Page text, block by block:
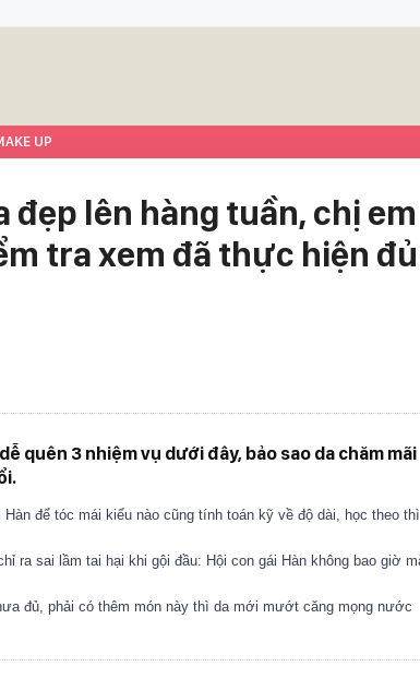
UP
đẹp lên hàng tuần, chị em
tra xem đã thực hiện
quên 3 nhiệm vụ dưới đây, bảo sao da chăm mãi
để tóc mái kiểu nào cũng tính toán kỹ về độ dài, học theo thì
ra sai lầm tai hại khi gội đầu: Hội con gái Hàn không bao giờ
đủ, phải có thêm món này thì da mới mướt căng mọng nước